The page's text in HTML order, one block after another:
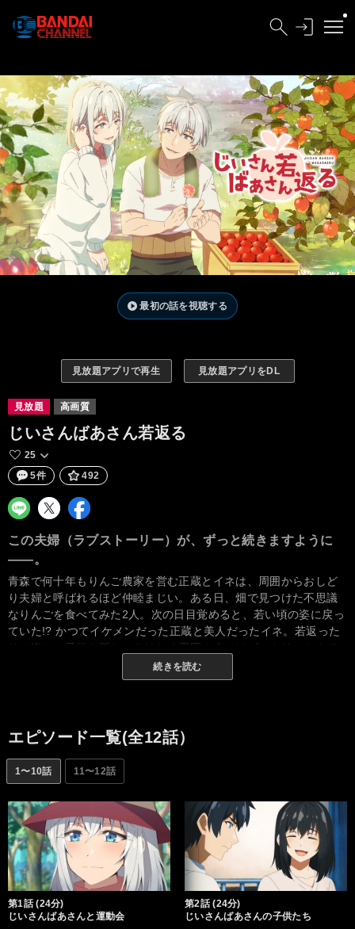
最初の話を視聴する
見放題アプリで再生 見放題アプリをDL
見放題 高画質
じいさんばあさん若返る
25
5件
492
この夫婦（ラブストーリー）が、ずっと続きますように
――。
青森で何十年もりんご農家を営む正蔵とイネは、周囲からおしど
り夫婦と呼ばれるほど仲睦まじい。ある日、畑で見つけた不思議
なりんごを食べてみた2人。次の日目覚めると、若い頃の姿に戻っ
ていた!? かつてイケメンだった正蔵と美人だったイネ。若返った
その姿に、子供や孫たちをはじめ周囲の人々はビックリ。とんで
もない奇跡を起こしながらも、正蔵とイネはマイペースに、じい
さんばあさんらしく日々を過ごしていく。今までと変わらず夫婦
続きを読む
エピソード一覧(全12話）
1〜10話 11〜12話
第1話 (24分)
じいさんばあさんと運動会
第2話 (24分)
じいさんばあさんの子供たち